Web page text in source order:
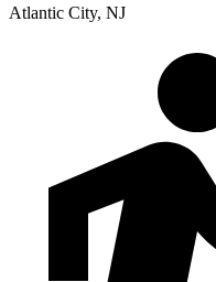
Atlantic City, NJ